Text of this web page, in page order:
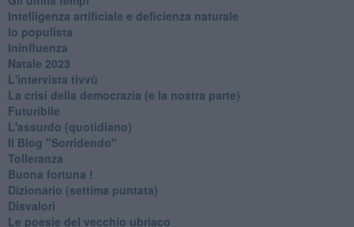
Intelligenza artificiale e deficienza naturale
Io populista
Ininfluenza
Natale 2023
L'intervista tivvù
La crisi della democrazia (e la nostra parte)
Futuribile
L'assurdo (quotidiano)
Il Blog "Sorridendo"
Tolleranza
Buona fortuna !
​Dizionario (settima puntata)
Disvalori
Le poesie del vecchio ubriaco